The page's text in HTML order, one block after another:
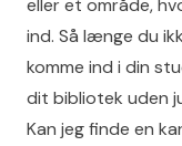
ind. Så længe du
komme ind i din
dit bibliotek uden
Kan jeg finde en